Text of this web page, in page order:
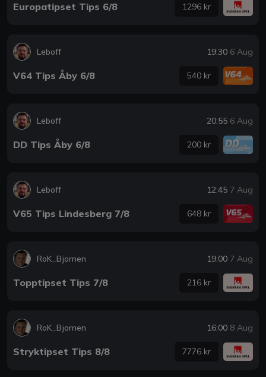
Europatipset Tips 6/8 1296 kr
Leboff 19:30 6 Aug
V64 Tips Åby 6/8 540 kr
Leboff 20:55 6 Aug
DD Tips Åby 6/8 200 kr
Leboff 12:45 7 Aug
V65 Tips Lindesberg 7/8 648 kr
RoK_Bjornen 19:00 7 Aug
Topptipset Tips 7/8 216 kr
RoK_Bjornen 16:00 8 Aug
Stryktipset Tips 8/8 7776 kr